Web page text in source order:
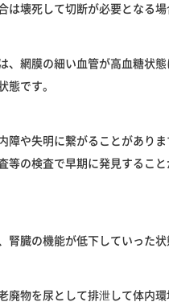
は壊死して切断が必要となる場
、網膜の細い血管が高血糖状態
態です。
障や失明に繋がることがあり
等の検査で早期に発見すること
腎臓の機能が低下していった状
廃物を尿として排泄して体内